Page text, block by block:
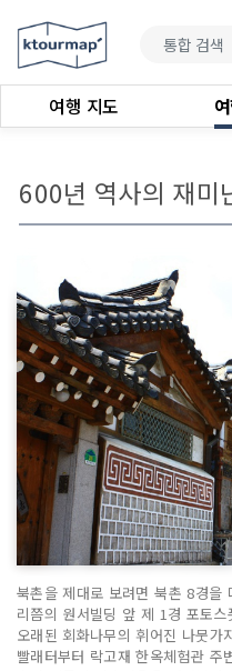
여행 지도
600년 역사의 재미
북촌을 제대로 보려면 북촌 8경을
리쯤의 원서빌딩 앞 제 1경 포토
오래된 회화나무의 휘어진 나뭇
빨래터부터 락고재 한옥체험관